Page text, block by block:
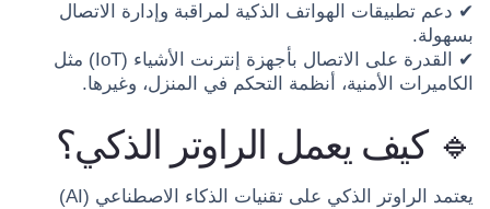
✔ دعم تطبيقات الهواتف الذكية لمراقبة وإدارة الاتصال
بسهولة.
✔ القدرة على الاتصال بأجهزة إنترنت الأشياء (IoT) مثل
الكاميرات الأمنية، أنظمة التحكم في المنزل، وغيرها.
🔹 كيف يعمل الراوتر الذكي؟
يعتمد الراوتر الذكي على تقنيات الذكاء الاصطناعي (AI)